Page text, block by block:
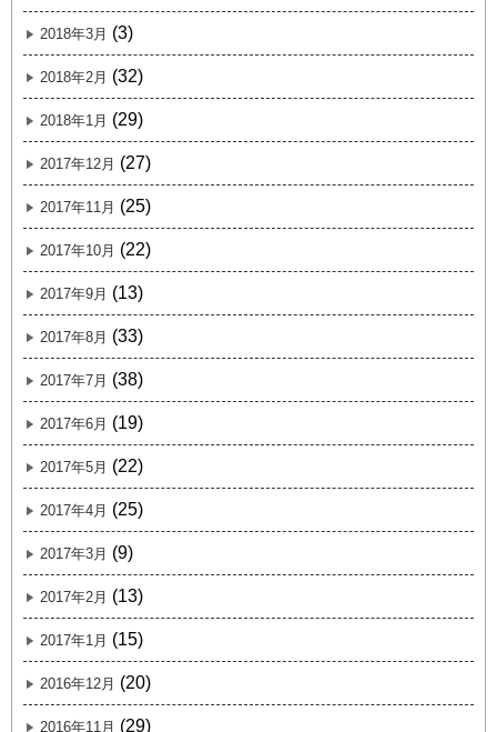
2018年3月 (3)
2018年2月 (32)
2018年1月 (29)
2017年12月 (27)
2017年11月 (25)
2017年10月 (22)
2017年9月 (13)
2017年8月 (33)
2017年7月 (38)
2017年6月 (19)
2017年5月 (22)
2017年4月 (25)
2017年3月 (9)
2017年2月 (13)
2017年1月 (15)
2016年12月 (20)
2016年11月 (29)